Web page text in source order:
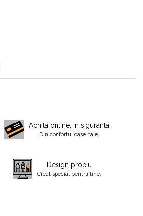
Achita online, in siguranta
DIn confortul casei tale.
Design propiu
Creat special pentru tine.